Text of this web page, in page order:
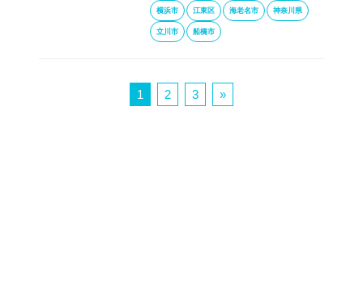
横浜市 江東区 海老名市 神奈川県
立川市 船橋市
1 2 3 »